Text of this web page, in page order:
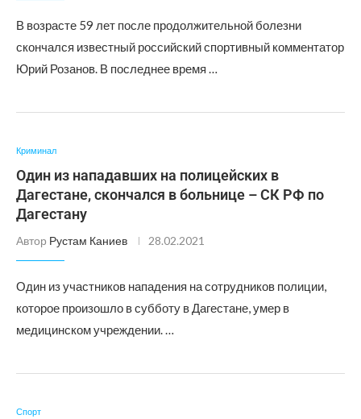
В возрасте 59 лет после продолжительной болезни
скончался известный российский спортивный комментатор
Юрий Розанов. В последнее время …
Криминал
Один из нападавших на полицейских в
Дагестане, скончался в больнице – СК РФ по
Дагестану
Автор Рустам Каниев 28.02.2021
Один из участников нападения на сотрудников полиции,
которое произошло в субботу в Дагестане, умер в
медицинском учреждении. …
Спорт